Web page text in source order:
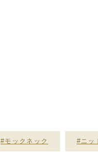
#モックネック #ニッ